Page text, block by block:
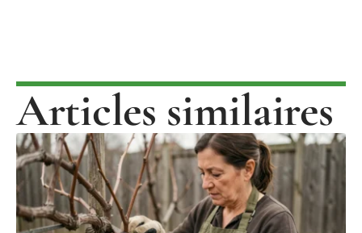
Articles similaires